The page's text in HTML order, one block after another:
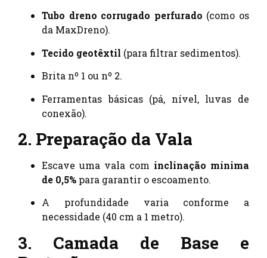
Tubo dreno corrugado perfurado (como os
da MaxDreno).
Tecido geotêxtil (para filtrar sedimentos).
Brita nº 1 ou nº 2.
Ferramentas básicas (pá, nível, luvas de
conexão).
2. Preparação da Vala
Escave uma vala com inclinação mínima
de 0,5% para garantir o escoamento.
A profundidade varia conforme a
necessidade (40 cm a 1 metro).
3. Camada de Base e